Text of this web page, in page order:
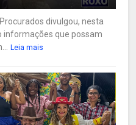
divulgou, nesta
que possam
Leia mais